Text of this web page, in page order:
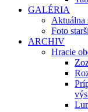
GALÉRIA
Aktuálna
Foto
ARCHIV
Hracie